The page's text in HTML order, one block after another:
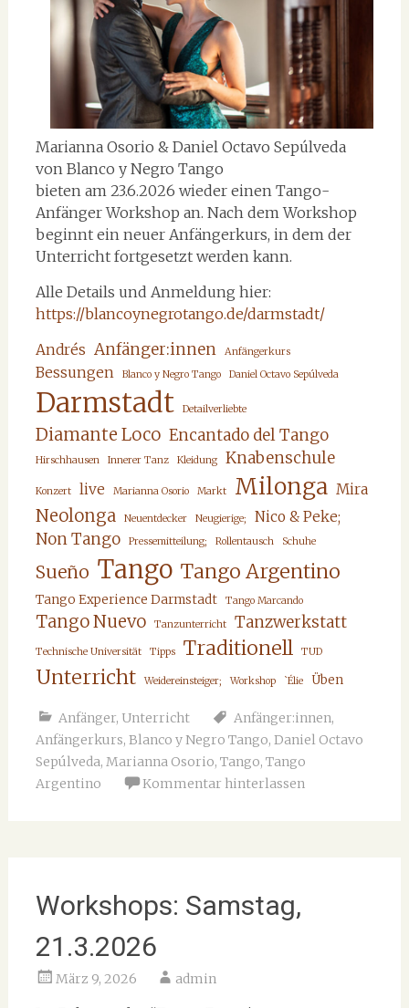
Marianna Osorio & Daniel Octavo Sepúlveda
von Blanco y Negro Tango
bieten am 23.6.2026 wieder einen Tango-
Anfänger Workshop an. Nach dem Workshop
beginnt ein neuer Anfängerkurs, in dem der
Unterricht fortgesetzt werden kann.
Alle Details und Anmeldung hier:
https://blancoynegrotango.de/darmstadt/
Andrés Anfänger:innen Anfängerkurs
Bessungen Blanco y Negro Tango Daniel Octavo Sepúlveda
Darmstadt Detailverliebte
Diamante Loco Encantado del Tango
Hirschhausen Innerer Tanz Kleidung Knabenschule
Konzert live Marianna Osorio Markt Milonga Mira
Neolonga Neuentdecker Neugierige; Nico & Peke;
Non Tango Pressemitteilung; Rollentausch Schuhe
Sueño Tango Tango Argentino
Tango Experience Darmstadt Tango Marcando
Tango Nuevo Tanzunterricht Tanzwerkstatt
Technische Universität Tipps Traditionell TUD
Unterricht Weidereinsteiger; Workshop `Élie Üben
Anfänger, Unterricht Anfänger:innen,
Anfängerkurs, Blanco y Negro Tango, Daniel Octavo
Sepúlveda, Marianna Osorio, Tango, Tango
Argentino
Kommentar hinterlassen
Workshops: Samstag,
21.3.2026
März 9, 2026 admin